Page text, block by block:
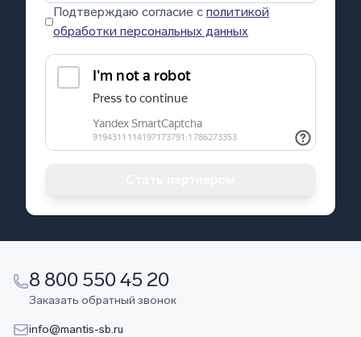
Подтверждаю согласие сполитикой
обработки персональных данных
8 800 550 45 20
Заказать обратный звонок
info@mantis-sb.ru